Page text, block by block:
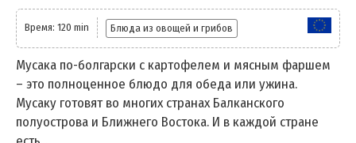
Время: 120 min Блюда из овощей и грибов
Мусака по-болгарски с картофелем и мясным фаршем
– это полноценное блюдо для обеда или ужина.
Мусаку готовят во многих странах Балканского
полуострова и Ближнего Востока. И в каждой стране